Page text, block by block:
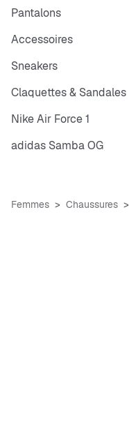
Pantalons
Accessoires
Sneakers
Claquettes & Sandales
Nike Air Force 1
adidas Samba OG
Femmes Chaussures